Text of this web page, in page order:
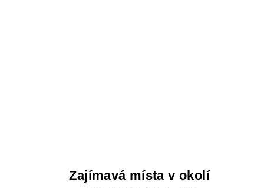
Zajímavá místa v okolí